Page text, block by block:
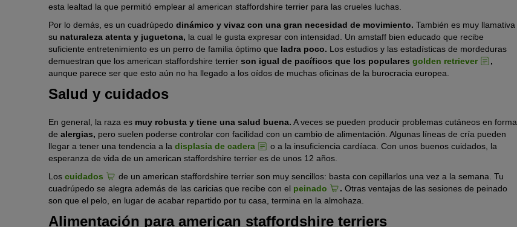
esta lealtad la que permitió emplear al american staffordshire terrier para las crueles luchas.
Por lo demás, es un cuadrúpedo dinámico y vivaz con una gran necesidad de movimiento. También es muy llamativa
su naturaleza atenta y juguetona, la cual le gusta expresar con intensidad. Un amstaff bien educado que recibe
suficiente entretenimiento es un perro de familia óptimo que ladra poco. Los estudios y las estadísticas de mordeduras
demuestran que los american staffordshire terrier son igual de pacíficos que los populares golden retriever
,
aunque parece ser que esto aún no ha llegado a los oídos de muchas oficinas de la burocracia europea.
Salud y cuidados
En general, la raza es muy robusta y tiene una salud buena. A veces se pueden producir problemas cutáneos en forma
de alergias, pero suelen poderse controlar con facilidad con un cambio de alimentación. Algunas líneas de cría pueden
llegar a tener una tendencia a la displasia de cadera
o a la insuficiencia cardíaca. Con unos buenos cuidados, la
esperanza de vida de un american staffordshire terrier es de unos 12 años.
Los cuidados
de un american staffordshire terrier son muy sencillos: basta con cepillarlos una vez a la semana. Tu
cuadrúpedo se alegra además de las caricias que recibe con el peinado . Otras ventajas de las sesiones de peinado
son que el pelo, en lugar de acabar repartido por tu casa, termina en la almohaza.
Alimentación para american staffordshire terriers